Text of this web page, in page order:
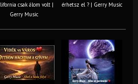
csak álom volt |
Gerry Music
érhetsz el ? | Gerry Music